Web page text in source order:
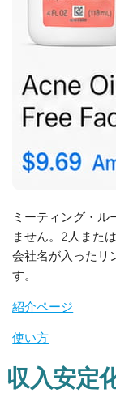
ミーティング・ル
ません。2人また
会社名が入ったリ
す。
紹介ページ
使い方
収入安定